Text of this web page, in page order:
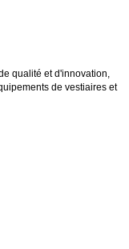
qualité et d'innovation,
de vestiaires et